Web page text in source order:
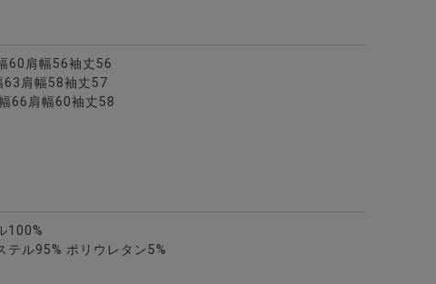
全4色
60肩幅56袖丈56
63肩幅58袖丈57
66肩幅60袖丈58
100%
テル95% ポリウレタン5%